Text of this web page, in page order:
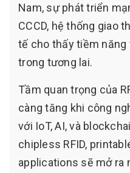
Nam, sự phát triển
CCCD, hệ thống giao
tế cho thấy tiềm năng
trong tương lai.
Tầm quan trọng của
càng tăng khi công
với IoT, AI, và
chipless RFID,
applications sẽ mở ra